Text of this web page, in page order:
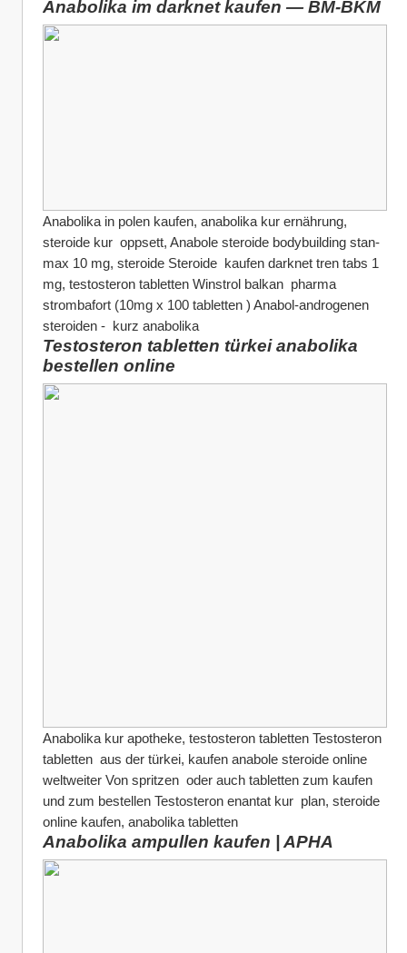
Anabolika im darknet kaufen — BM-BKM
Anabolika in polen kaufen, anabolika kur ernährung,
steroide kur  oppsett, Anabole steroide bodybuilding stan-
max 10 mg, steroide Steroide  kaufen darknet tren tabs 1
mg, testosteron tabletten Winstrol balkan  pharma
strombafort (10mg x 100 tabletten ) Anabol-androgenen
steroiden -  kurz anabolika
Testosteron tabletten türkei anabolika
bestellen online
Anabolika kur apotheke, testosteron tabletten Testosteron
tabletten  aus der türkei, kaufen anabole steroide online
weltweiter Von spritzen  oder auch tabletten zum kaufen
und zum bestellen Testosteron enantat kur  plan, steroide
online kaufen, anabolika tabletten
Anabolika ampullen kaufen | APHA